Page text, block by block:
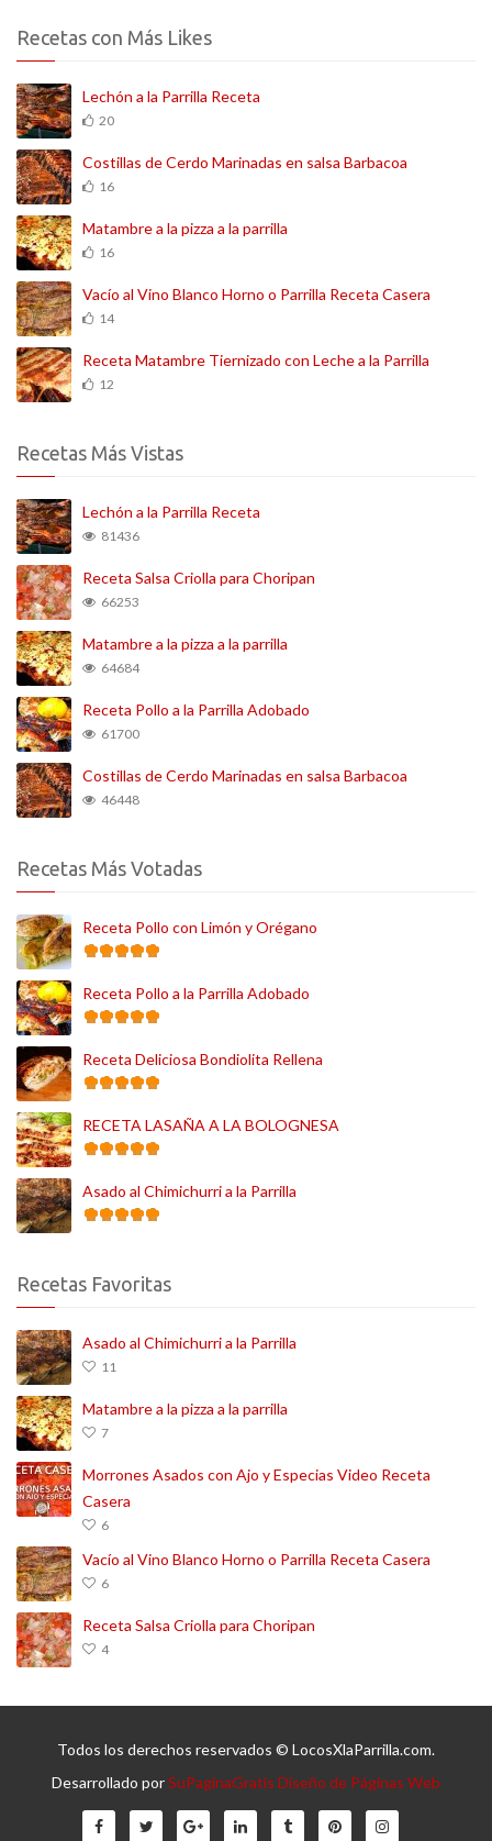
Recetas con Más Likes
Lechón a la Parrilla Receta
20
Costillas de Cerdo Marinadas en salsa Barbacoa
16
Matambre a la pizza a la parrilla
16
Vacío al Vino Blanco Horno o Parrilla Receta Casera
14
Receta Matambre Tiernizado con Leche a la Parrilla
12
Recetas Más Vistas
Lechón a la Parrilla Receta
81436
Receta Salsa Criolla para Choripan
66253
Matambre a la pizza a la parrilla
64684
Receta Pollo a la Parrilla Adobado
61700
Costillas de Cerdo Marinadas en salsa Barbacoa
46448
Recetas Más Votadas
Receta Pollo con Limón y Orégano
Receta Pollo a la Parrilla Adobado
Receta Deliciosa Bondiolita Rellena
RECETA LASAÑA A LA BOLOGNESA
Asado al Chimichurri a la Parrilla
Recetas Favoritas
Asado al Chimichurri a la Parrilla
11
Matambre a la pizza a la parrilla
7
Morrones Asados con Ajo y Especias Video Receta
Casera
6
Vacío al Vino Blanco Horno o Parrilla Receta Casera
6
Receta Salsa Criolla para Choripan
4
Todos los derechos reservados © LocosXlaParrilla.com.
Desarrollado porSuPaginaGratis Diseño de Páginas Web